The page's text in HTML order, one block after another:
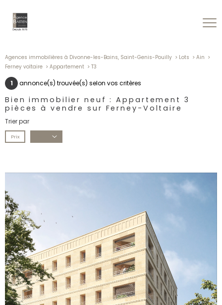
Agences immobilières à Divonne-les-Bains, Saint-Genis-Pouilly Lots
Ain
Ferney voltaire
Appartement T3
1 annonce(s) trouvée(s) selon vos critères
Bien immobilier neuf : Appartement 3
pièces à vendre sur Ferney-Voltaire
Trier par
Prix